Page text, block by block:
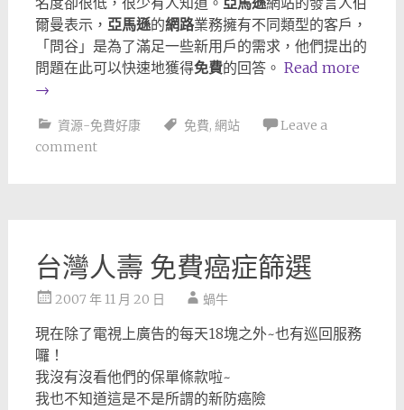
爾曼表示， 亞馬遜的網路業務擁有不同類型的客戶，
「問谷」是為了滿足一些新用戶的需求，他們提出的
問題在此可以快速地獲得免費的回答。 Read more
→
資源-免費好康 免費, 網站
Leave a
comment
台灣人壽 免費癌症篩選
2007 年 11 月 20 日 蝸牛
現在除了電視上廣告的每天18塊之外~也有巡回服務
囉！
我沒有沒看他們的保單條款啦~
我也不知道這是不是所謂的新防癌險